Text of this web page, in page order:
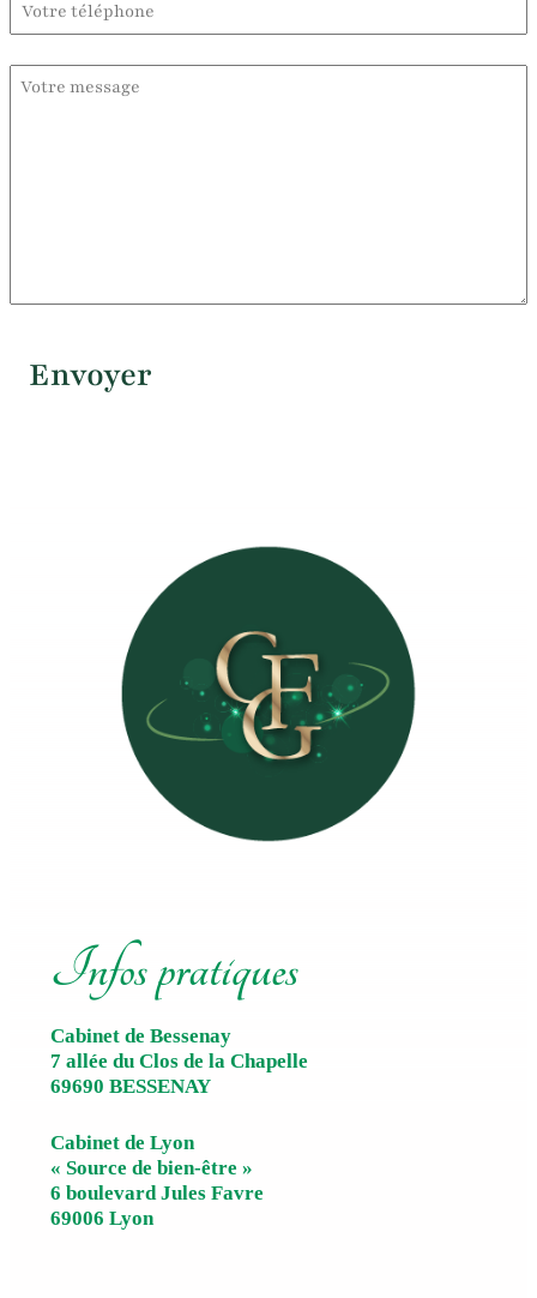
Infos pratiques
Cabinet de Bessenay
7 allée du Clos de la Chapelle
69690 BESSENAY
Cabinet de Lyon
« Source de bien-être »
6 boulevard Jules Favre
69006 Lyon